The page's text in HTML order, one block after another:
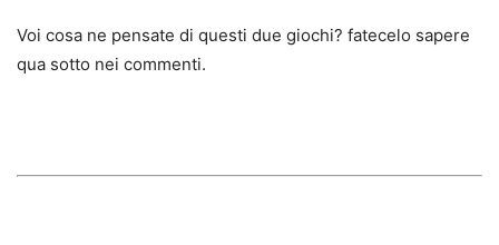
Voi cosa ne pensate di questi due giochi? fatecelo sapere
qua sotto nei commenti.